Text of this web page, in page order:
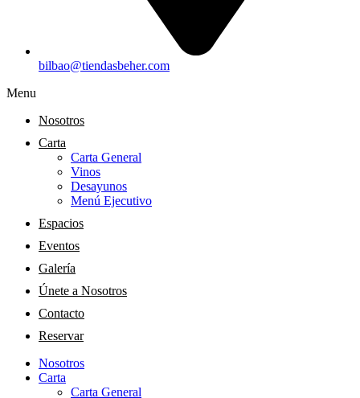
bilbao@tiendasbeher.com
Menu
Nosotros
Carta
Carta General
Vinos
Desayunos
Menú Ejecutivo
Espacios
Eventos
Galería
Únete a Nosotros
Contacto
Reservar
Nosotros
Carta
Carta General